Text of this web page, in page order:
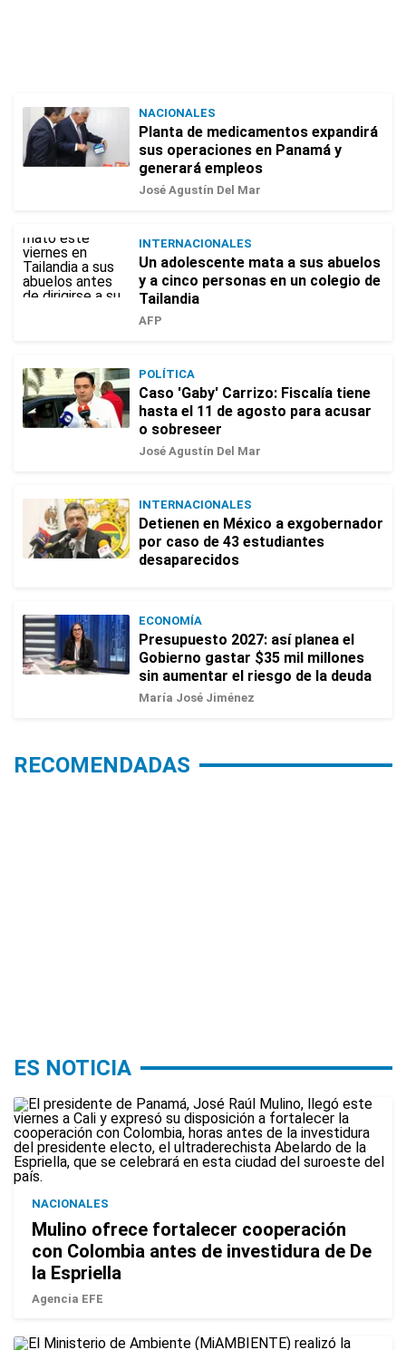
NACIONALES
Planta de medicamentos expandirá
sus operaciones en Panamá y
generará empleos
José Agustín Del Mar
INTERNACIONALES
Un adolescente mata a sus abuelos
y a cinco personas en un colegio de
Tailandia
AFP
POLÍTICA
Caso 'Gaby' Carrizo: Fiscalía tiene
hasta el 11 de agosto para acusar
o sobreseer
José Agustín Del Mar
INTERNACIONALES
Detienen en México a exgobernador
por caso de 43 estudiantes
desaparecidos
ECONOMÍA
Presupuesto 2027: así planea el
Gobierno gastar $35 mil millones
sin aumentar el riesgo de la deuda
María José Jiménez
RECOMENDADAS
ES NOTICIA
NACIONALES
Mulino ofrece fortalecer cooperación
con Colombia antes de investidura de De
la Espriella
Agencia EFE